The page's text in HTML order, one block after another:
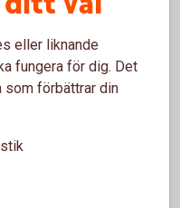
eller liknande
fungera för dig. Det
som förbättrar din